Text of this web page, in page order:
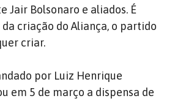
Jair Bolsonaro e aliados. É
criação do Aliança, o partido
criar.
por Luiz Henrique
em 5 de março a dispensa de